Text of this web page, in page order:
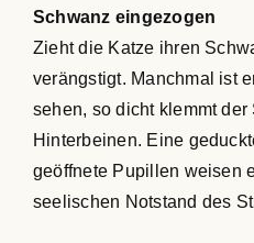
Schwanz eingezogen
Zieht die Katze ihren
verängstigt. Manchmal ist
sehen, so dicht klemmt
Hinterbeinen. Eine
geöffnete Pupillen weisen
seelischen Notstand des